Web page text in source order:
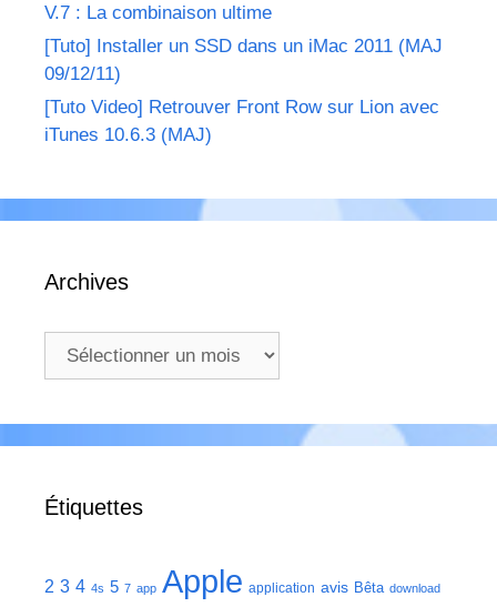
V.7 : La combinaison ultime
[Tuto] Installer un SSD dans un iMac 2011 (MAJ
09/12/11)
[Tuto Video] Retrouver Front Row sur Lion avec
iTunes 10.6.3 (MAJ)
Archives
Archives
Étiquettes
2 3 4 4s 5 7 app Apple application avis Bêta download